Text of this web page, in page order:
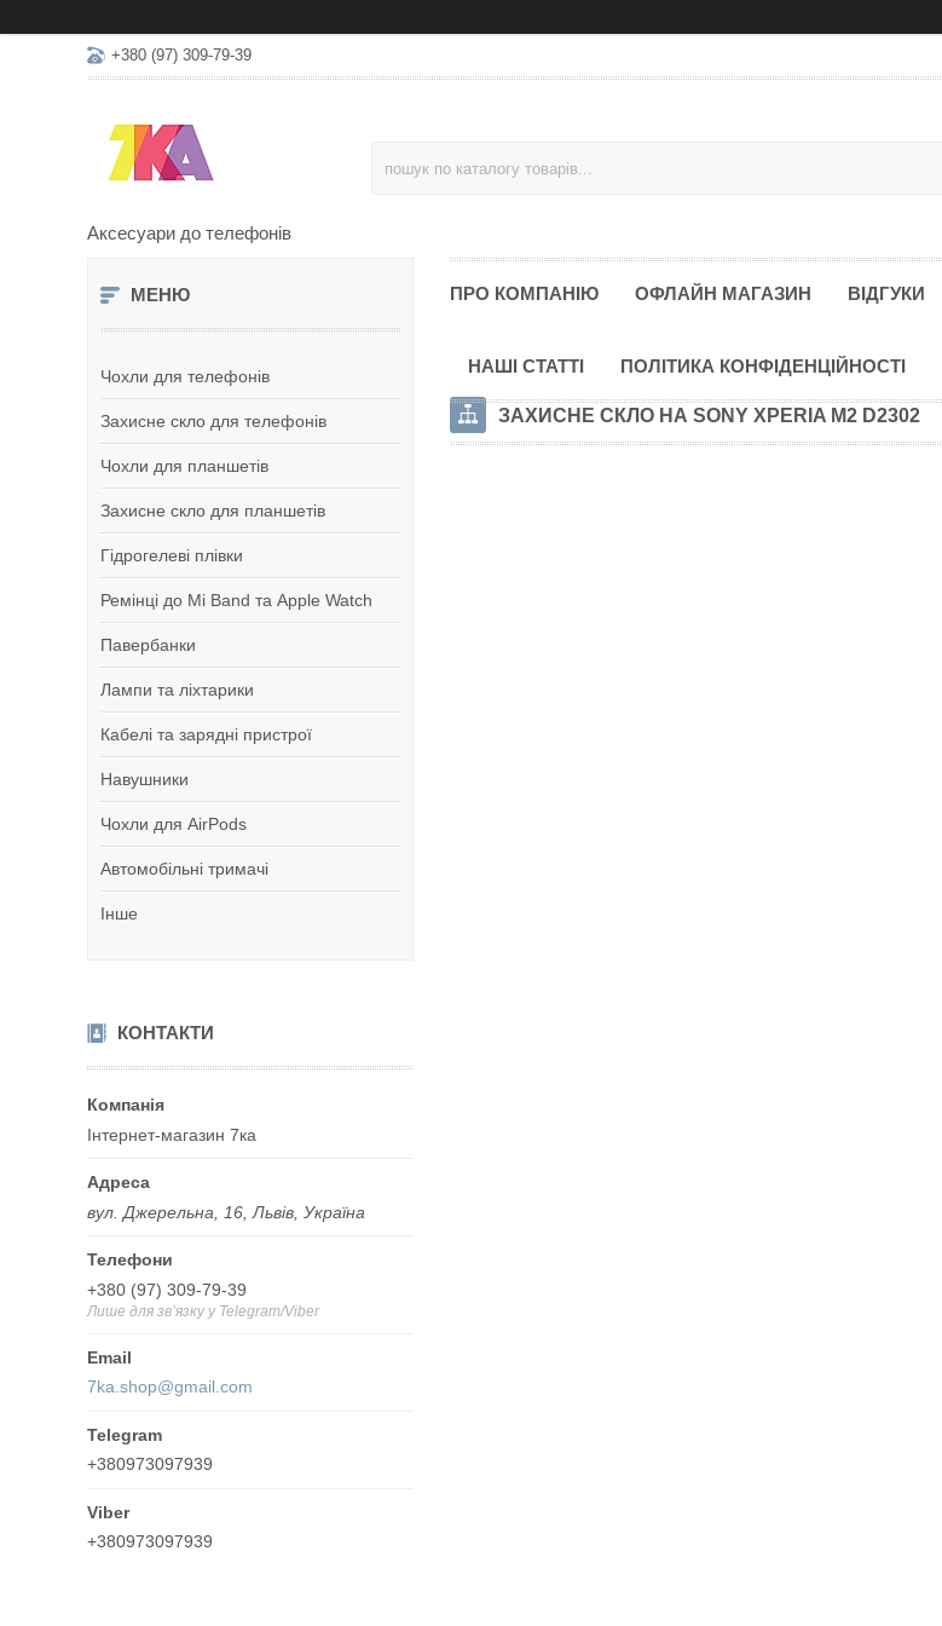
+380 (97) 309-79-39
Аксесуари до телефонів
Чохли для телефонів
Захисне скло для телефонів
Чохли для планшетів
Захисне скло для планшетів
Гідрогелеві плівки
Ремінці до Mi Band та Apple Watch
Павербанки
Лампи та ліхтарики
Кабелі та зарядні пристрої
Навушники
Чохли для AirPods
Автомобільні тримачі
Інше
КОНТАКТИ
Інтернет-магазин 7ка
вул. Джерельна, 16, Львів, Україна
+380 (97) 309-79-39
Лише для звʼязку у Telegram/Viber
7ka.shop@gmail.com
+380973097939
+380973097939
ПРО КОМПАНІЮ ОФЛАЙН МАГАЗИН ВІДГУКИ
НАШІ СТАТТІ ПОЛІТИКА КОНФІДЕНЦІЙНОСТІ
ЗАХИСНЕ СКЛО НА SONY XPERIA M2 D2302